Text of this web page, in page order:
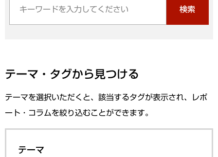
検索
テーマ・タグから見つける
テーマを選択いただくと、該当するタグが表示され、レポ
ート・コラムを絞り込むことができます。
テーマ